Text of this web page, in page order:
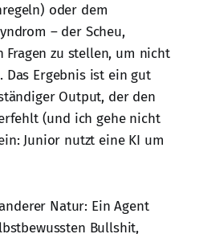
oder dem
– der Scheu,
zu stellen, um nicht
Ergebnis ist ein gut
Output, der den
(und ich gehe nicht
Junior nutzt eine KI um
Natur: Ein Agent
Bullshit,